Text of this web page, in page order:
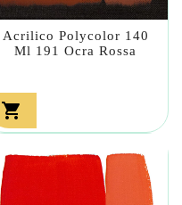
Acrilico Polycolor 140
Ml 191 Ocra Rossa
